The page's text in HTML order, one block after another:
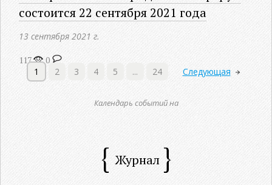
состоится 22 сентября 2021 года
13 сентября 2021 г.
117
0
1
2 3 4 5 ... 24 Следующая
Календарь событий на
Журнал